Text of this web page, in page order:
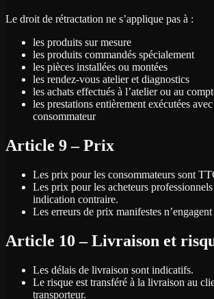
Le droit de rétractation ne s’applique pas à :
les produits sur mesure
les produits commandés spécialement
les pièces installées ou montées
les rendez-vous atelier et diagnostics
les achats effectués à l’atelier ou au
les prestations entièrement exécutées
consommateur
Article 9 – Prix
Les prix pour les consommateurs sont
Les prix pour les acheteurs
indication contraire.
Les erreurs de prix manifestes
Article 10 – Livraison et
Les délais de livraison sont indicatifs.
Le risque est transféré à la livraison au
transporteur.